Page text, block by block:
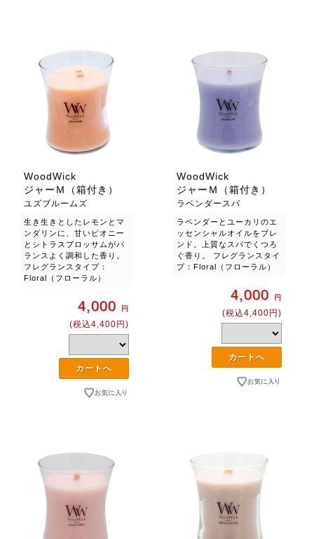
WoodWick
ジャーＭ（箱付き）
ユズブルームズ
生き生きとしたレモンとマ
ンダリンに、甘いピオニー
とシトラスブロッサムがバ
ランスよく調和した香り。
フレグランスタイプ：
Floral（フローラル）
4,000 円
(税込4,400円)
WoodWick
ジャーＭ（箱付き）
ラベンダースパ
ラベンダーとユーカリのエ
ッセンシャルオイルをブレ
ンド。上質なスパでくつろ
ぐ香り。 フレグランスタイ
プ：Floral（フローラル）
4,000 円
(税込4,400円)